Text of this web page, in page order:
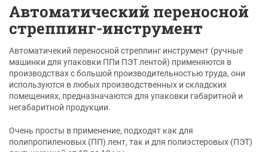
Автоматический переносной
стреппинг-инструмент
Автоматичекий переносной стреппинг инструмент (ручные
машинки для упаковки ППи ПЭТ лентой) применяются в
производствах с большой производительностью труда, они
используются в любых производственных и складских
помещениях, предназначаются для упаковки габаритной и
негабаритной продукции.
Очень просты в применение, подходят как для
полипропиленовых (ПП) лент, так и для полиэстеровых (ПЭТ)